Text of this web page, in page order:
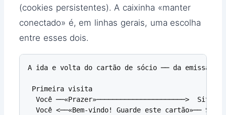
(cookies persistentes). A caixinha «manter
conectado» é, em linhas gerais, uma escolha
entre esses dois.
A ida e volta do cartão de sócio ── da emissão à
Primeira visita
  Você ──«Prazer»──────────────────────>  Site A
Você <──«Bem-vindo! Guarde este cartão»── Site